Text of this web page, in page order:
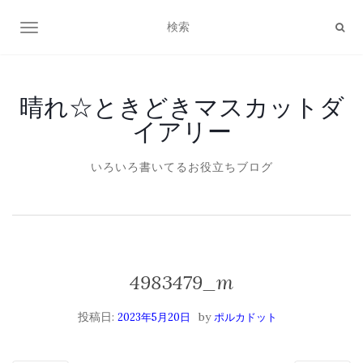
ナビゲーション切り替え
晴れ☆ときどきマスカットダ
イアリー
いろいろ書いてるお役立ちブログ
4983479_m
投稿日: 2023年5月20日 byポルカドット